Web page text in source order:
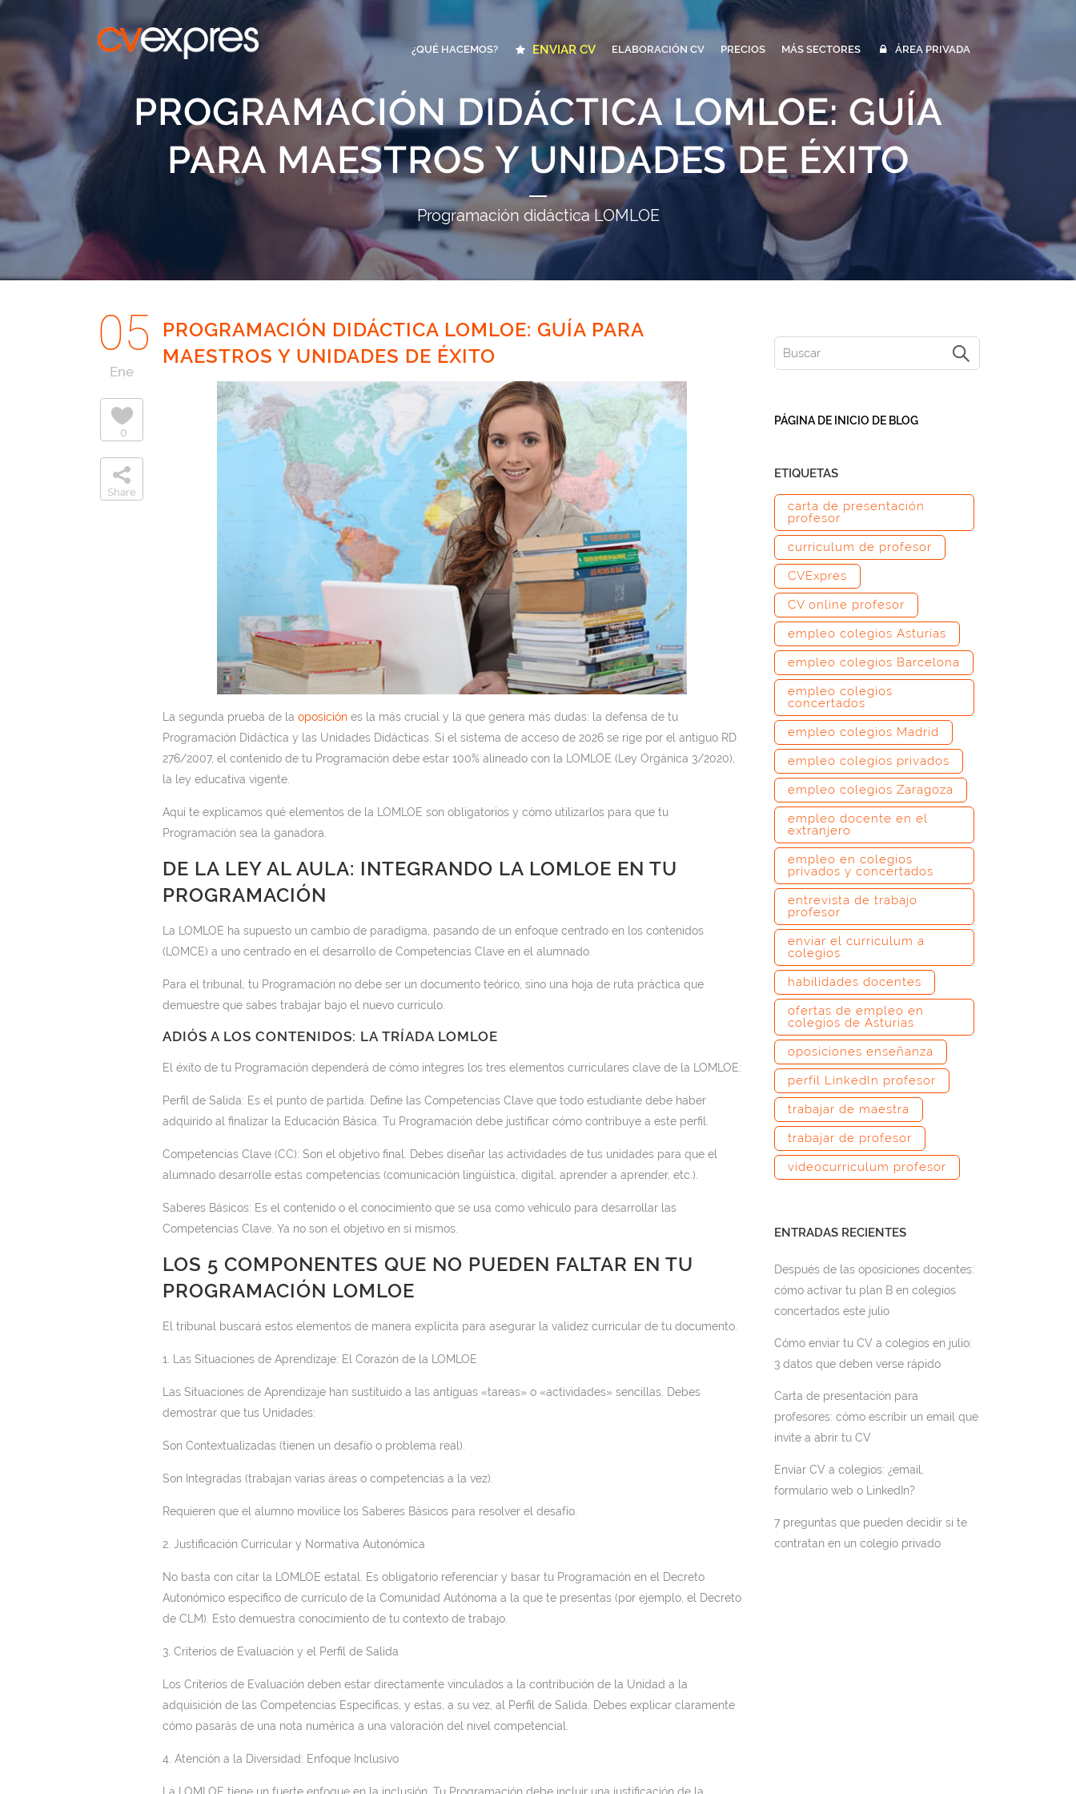
¿QUÉ HACEMOS? ENVIAR CV ELABORACIÓN CV PRECIOS MÁS SECTORES ÁREA PRIVADA
PROGRAMACIÓN DIDÁCTICA LOMLOE: GUÍA
PARA MAESTROS Y UNIDADES DE ÉXITO
Programación didáctica LOMLOE
05
Ene
0
Share
PROGRAMACIÓN DIDÁCTICA LOMLOE: GUÍA PARA
MAESTROS Y UNIDADES DE ÉXITO
La segunda prueba de la oposiciónes la más crucial y la que genera más dudas: la defensa de tu
Programación Didáctica y las Unidades Didácticas. Si el sistema de acceso de 2026 se rige por el antiguo RD
276/2007, el contenido de tu Programación debe estar 100% alineado con la LOMLOE (Ley Orgánica 3/2020),
la ley educativa vigente.
Aquí te explicamos qué elementos de la LOMLOE son obligatorios y cómo utilizarlos para que tu
Programación sea la ganadora.
DE LA LEY AL AULA: INTEGRANDO LA LOMLOE EN TU
PROGRAMACIÓN
La LOMLOE ha supuesto un cambio de paradigma, pasando de un enfoque centrado en los contenidos
(LOMCE) a uno centrado en el desarrollo de Competencias Clave en el alumnado.
Para el tribunal, tu Programación no debe ser un documento teórico, sino una hoja de ruta práctica que
demuestre que sabes trabajar bajo el nuevo currículo.
ADIÓS A LOS CONTENIDOS: LA TRÍADA LOMLOE
El éxito de tu Programación dependerá de cómo integres los tres elementos curriculares clave de la LOMLOE:
Perfil de Salida: Es el punto de partida. Define las Competencias Clave que todo estudiante debe haber
adquirido al finalizar la Educación Básica. Tu Programación debe justificar cómo contribuye a este perfil.
Competencias Clave (CC): Son el objetivo final. Debes diseñar las actividades de tus unidades para que el
alumnado desarrolle estas competencias (comunicación lingüística, digital, aprender a aprender, etc.).
Saberes Básicos: Es el contenido o el conocimiento que se usa como vehículo para desarrollar las
Competencias Clave. Ya no son el objetivo en sí mismos.
LOS 5 COMPONENTES QUE NO PUEDEN FALTAR EN TU
PROGRAMACIÓN LOMLOE
El tribunal buscará estos elementos de manera explícita para asegurar la validez curricular de tu documento.
1. Las Situaciones de Aprendizaje: El Corazón de la LOMLOE
Las Situaciones de Aprendizaje han sustituido a las antiguas «tareas» o «actividades» sencillas. Debes
demostrar que tus Unidades:
Son Contextualizadas (tienen un desafío o problema real).
Son Integradas (trabajan varias áreas o competencias a la vez).
Requieren que el alumno movilice los Saberes Básicos para resolver el desafío.
2. Justificación Curricular y Normativa Autonómica
No basta con citar la LOMLOE estatal. Es obligatorio referenciar y basar tu Programación en el Decreto
Autonómico específico de currículo de la Comunidad Autónoma a la que te presentas (por ejemplo, el Decreto
de CLM). Esto demuestra conocimiento de tu contexto de trabajo.
3. Criterios de Evaluación y el Perfil de Salida
Los Criterios de Evaluación deben estar directamente vinculados a la contribución de la Unidad a la
adquisición de las Competencias Específicas, y estas, a su vez, al Perfil de Salida. Debes explicar claramente
cómo pasarás de una nota numérica a una valoración del nivel competencial.
4. Atención a la Diversidad: Enfoque Inclusivo
PÁGINA DE INICIO DE BLOG
ETIQUETAS
carta de presentación
profesor
curriculum de profesor
CVExpres
CV online profesor
empleo colegios Asturias
empleo colegios Barcelona
empleo colegios
concertados
empleo colegios Madrid
empleo colegios privados
empleo colegios Zaragoza
empleo docente en el
extranjero
empleo en colegios
privados y concertados
entrevista de trabajo
profesor
enviar el curriculum a
colegios
habilidades docentes
ofertas de empleo en
colegios de Asturias
oposiciones enseñanza
perfil LinkedIn profesor
trabajar de maestra
trabajar de profesor
videocurriculum profesor
ENTRADAS RECIENTES
Después de las oposiciones docentes:
cómo activar tu plan B en colegios
concertados este julio
Cómo enviar tu CV a colegios en julio:
3 datos que deben verse rápido
Carta de presentación para
profesores: cómo escribir un email que
invite a abrir tu CV
Enviar CV a colegios: ¿email,
formulario web o LinkedIn?
7 preguntas que pueden decidir si te
contratan en un colegio privado